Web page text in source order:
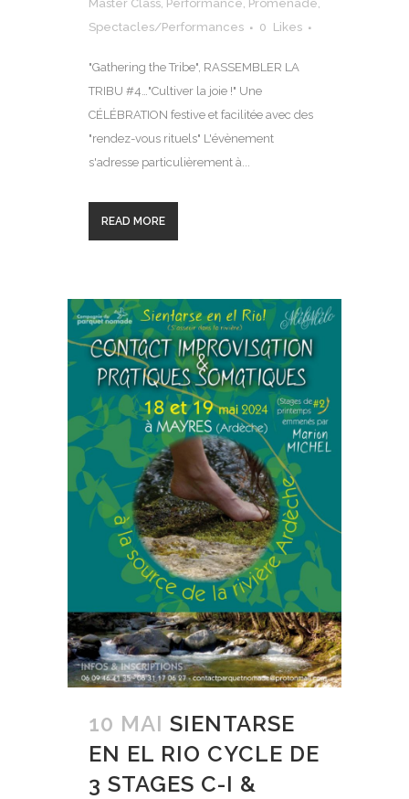
Master Class, Performance, Promenade,
Spectacles/Performances
0 Likes
"Gathering the Tribe", RASSEMBLER LA
TRIBU #4…"Cultiver la joie !" Une
CÉLÉBRATION festive et facilitée avec des
"rendez-vous rituels" L'évènement
s'adresse particulièrement à...
READ MORE
10 MAI SIENTARSE
EN EL RIO CYCLE DE
3 STAGES C-I &